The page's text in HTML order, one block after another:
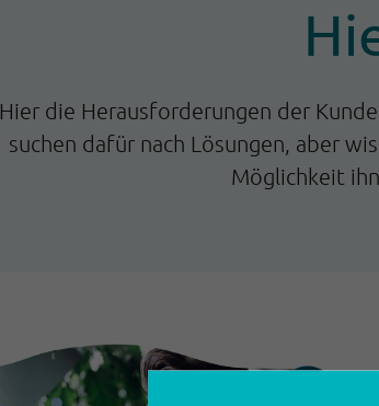
Hier die Herausforderungen der
suchen dafür nach Lösungen, aber
Möglichkeit